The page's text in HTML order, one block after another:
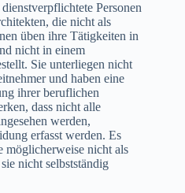
Personen
die nicht als
üben ihre Tätigkeiten in
nicht in einem
Sie unterliegen nicht
und haben eine
ihrer beruflichen
dass nicht alle
werden,
erfasst werden. Es
möglicherweise nicht als
nicht selbstständig